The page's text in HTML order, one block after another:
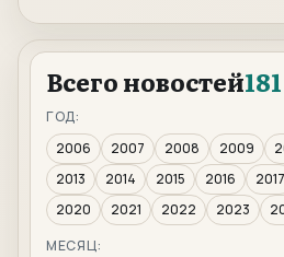
Всего новостей
ГОД:
2006
2007 2008 2009
2013
2014 2015 2016 2017
2020
2021 2022 2023
МЕСЯЦ: